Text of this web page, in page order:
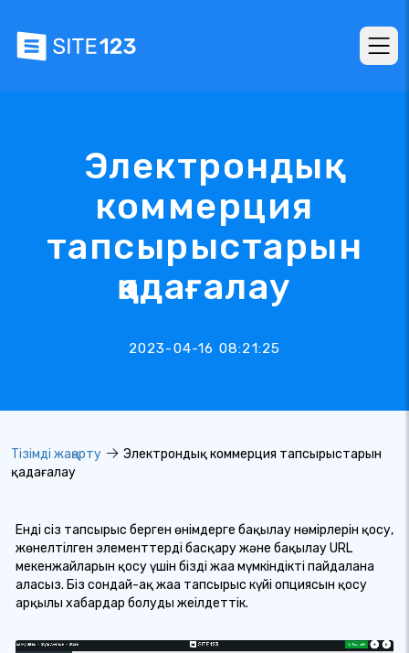
Электрондық
коммерция
тапсырыстарын
қадағалау
2023-04-16 08:21:25
Тізімді жаңарту
Электрондық коммерция тапсырыстарын
қадағалау
Енді сіз тапсырыс берген өнімдерге бақылау нөмірлерін қосу,
жөнелтілген элементтерді басқару және бақылау URL
мекенжайларын қосу үшін біздің жаңа мүмкіндікті пайдалана
аласыз. Біз сондай-ақ жаңа тапсырыс күйі опциясын қосу
арқылы хабардар болуды жеңілдеттік.